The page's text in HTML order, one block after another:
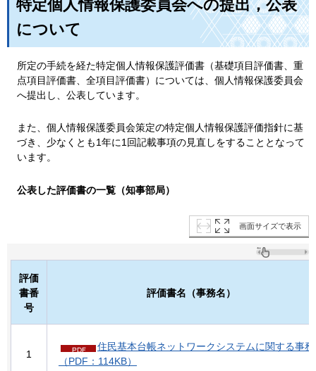
特定個人情報保護委員会への提出，公表
について
所定の手続を経た特定個人情報保護評価書（基礎項目評価書、重
点項目評価書、全項目評価書）については、個人情報保護委員会
へ提出し、公表しています。
また、個人情報保護委員会策定の特定個人情報保護評価指針に基
づき、少なくとも1年に1回記載事項の見直しをすることとなって
います。
公表した評価書の一覧（知事部局）
画面サイズで表示
評価
書番
号
評価書名（事務名）
1
住民基本台帳ネットワークシステムに関する事務
（PDF：114KB）